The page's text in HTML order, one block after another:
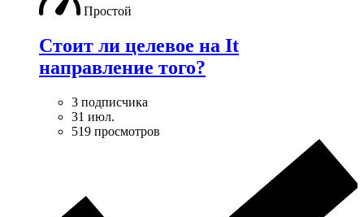
Простой
Стоит ли целевое на It
направление того?
3 подписчика
31 июл.
519 просмотров